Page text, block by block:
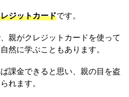
ジットカードです。
親がクレジットカードを使って
然に学ぶこともあります。
課金できると思い、親の目を盗
れます。